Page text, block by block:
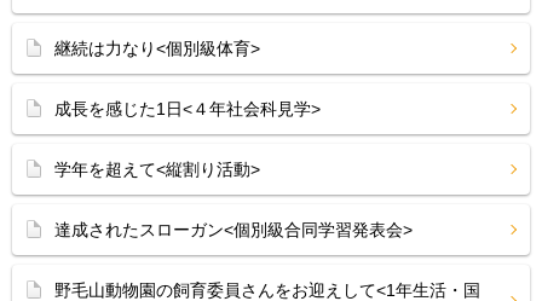
継続は力なり<個別級体育>
成長を感じた1日<４年社会科見学>
学年を超えて<縦割り活動>
達成されたスローガン<個別級合同学習発表会>
野毛山動物園の飼育委員さんをお迎えして<1年生活・国